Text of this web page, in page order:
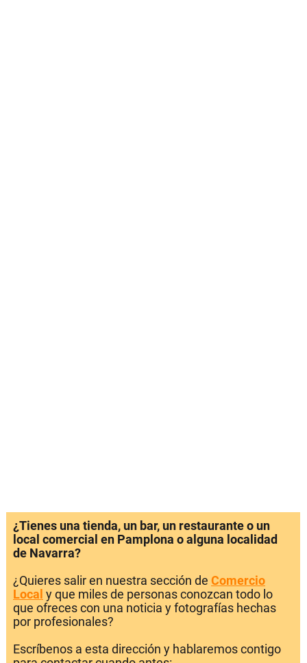
¿Tienes una tienda, un bar, un restaurante o un
local comercial en Pamplona o alguna localidad
de Navarra?
¿Quieres salir en nuestra sección de Comercio
Local y que miles de personas conozcan todo lo
que ofreces con una noticia y fotografías hechas
por profesionales?
Escríbenos a esta dirección y hablaremos contigo